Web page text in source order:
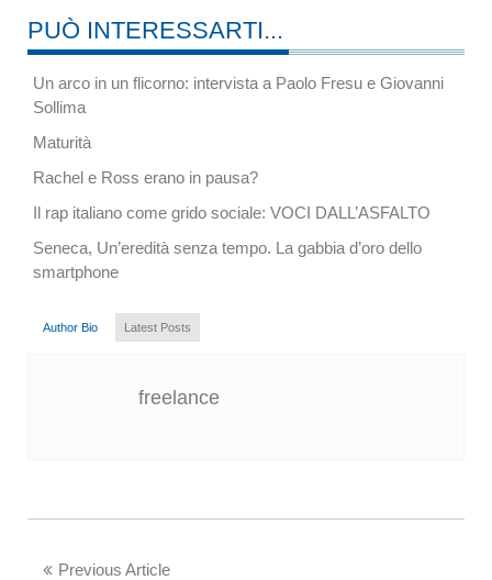
PUÒ INTERESSARTI...
Un arco in un flicorno: intervista a Paolo Fresu e Giovanni
Sollima
Maturità
Rachel e Ross erano in pausa?
Il rap italiano come grido sociale: VOCI DALL’ASFALTO
Seneca, Un’eredità senza tempo. La gabbia d’oro dello
smartphone
Author Bio Latest Posts
freelance
Previous Article